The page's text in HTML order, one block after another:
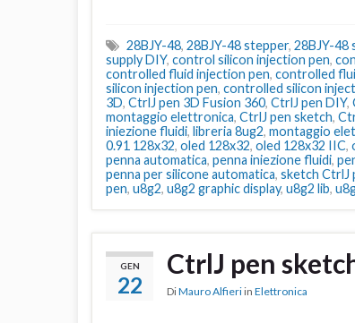
28BJY-48, 28BJY-48 stepper, 28BJY-
supply DIY, control silicon injection pen,
controlled fluid injection pen, controlled
silicon injection pen, controlled silicon
3D, CtrlJ pen 3D Fusion 360, CtrlJ pen DIY,
montaggio elettronica, CtrlJ pen sketch,
iniezione fluidi, libreria 8ug2, montaggio
0.91 128x32, oled 128x32, oled 128x32 IIC,
penna automatica, penna iniezione fluidi,
penna per silicone automatica, sketch CtrlJ
pen, u8g2, u8g2 graphic display, u8g2 lib,
GEN
22
CtrlJ pen
DiMauro Alfieri in Elettronica